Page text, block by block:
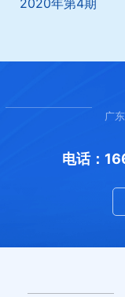
广
电话：